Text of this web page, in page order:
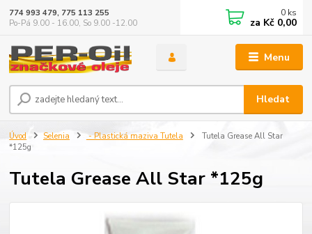
Menu
Hledat
774 993 479, 775 113 255
Po-Pá 9.00 - 16.00, So 9.00 -12.00
0 ks
za Kč 0,00
Úvod Selenia - Plastická maziva Tutela
Tutela Grease All Star
*125g
Tutela Grease All Star *125g